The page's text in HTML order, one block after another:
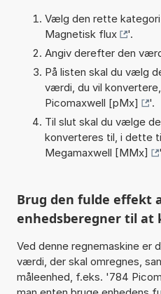
Vælg den rette
Magnetisk flux
'.
Angiv derefter den
På listen skal du vælg
værdi, du vil
Picomaxwell [pMx]
'.
Til slut skal du vælge
konverteres til, i dette
Megamaxwell [MMx]
Brug den fulde effekt
enhedsberegner til at
Ved denne regnemaskine er
værdi, der skal omregnes,
måleenhed, f.eks. '784